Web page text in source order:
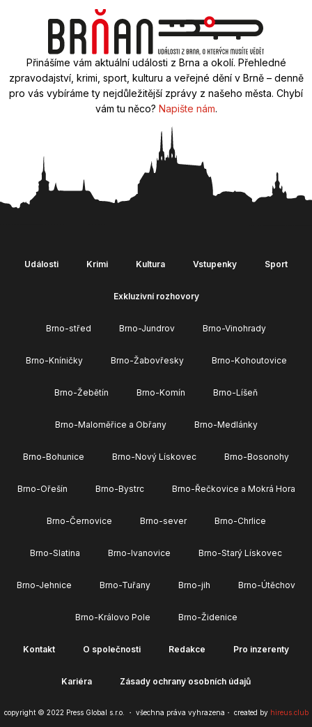
Přinášíme vám aktuální události z Brna a okolí. Přehledné
zpravodajství, krimi, sport, kulturu a veřejné dění v Brně – denně
pro vás vybíráme ty nejdůležitější zprávy z našeho města. Chybí
vám tu něco? Napište nám.
Události Krimi Kultura Vstupenky Sport
Exkluzivní rozhovory
Brno-střed Brno-Jundrov Brno-Vinohrady
Brno-Kníničky Brno-Žabovřesky Brno-Kohoutovice
Brno-Žebětín Brno-Komín Brno-Líšeň
Brno-Maloměřice a Obřany Brno-Medlánky
Brno-Bohunice Brno-Nový Lískovec Brno-Bosonohy
Brno-Ořešín Brno-Bystrc Brno-Řečkovice a Mokrá Hora
Brno-Černovice Brno-sever Brno-Chrlice
Brno-Slatina Brno-Ivanovice Brno-Starý Lískovec
Brno-Jehnice Brno-Tuřany Brno-jih Brno-Útěchov
Brno-Královo Pole Brno-Židenice
Kontakt O společnosti Redakce Pro inzerenty
Kariéra Zásady ochrany osobních údajů
copyright © 2022 Press Global s.r.o. ・ všechna práva vyhrazena・ created by hireus.club